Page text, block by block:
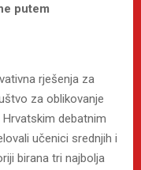
putem
rješenja za
za oblikovanje
Hrvatskim debatnim
učenici srednjih i
birana tri najbolja